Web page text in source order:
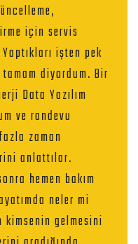
için servis
işten pek
diyordum. Bir
Data Yazılım
ve randevu
zaman
anlattılar.
hemen bakım
neler mi
gelmesini